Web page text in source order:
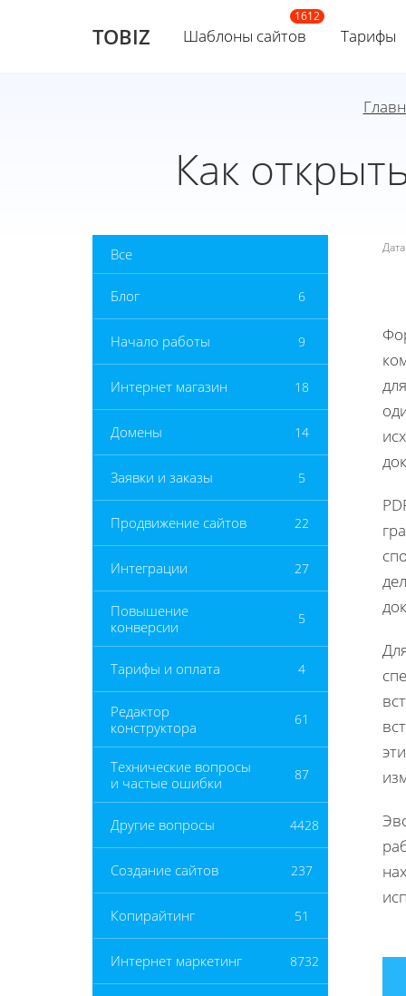
TOBIZ Шаблоны сайтов Тарифы
Как
Все
Блог 6
Начало работы 9
Интернет магазин 18
Домены 14
Заявки и заказы 5
Продвижение сайтов 22
Интеграции 27
Повышение
конверсии
5
Тарифы и оплата 4
Редактор
конструктора
61
Технические вопросы
и частые ошибки
87
Другие вопросы 4428
Создание сайтов 237
Копирайтинг 51
Интернет маркетинг 8732